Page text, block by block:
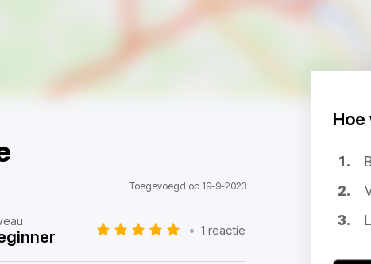
Toegevoegd op 19-9-2023
• 1 reactie